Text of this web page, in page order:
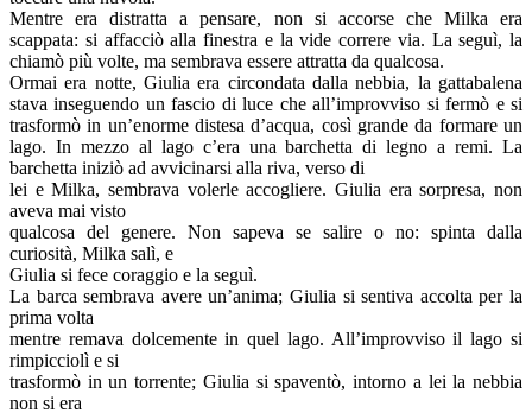
Mentre era distratta a pensare, non si accorse che Milka era
scappata: si affacciò alla finestra e la vide correre via. La seguì, la
chiamò più volte, ma sembrava essere attratta da qualcosa.
Ormai era notte, Giulia era circondata dalla nebbia, la gattabalena
stava inseguendo un fascio di luce che all’improvviso si fermò e si
trasformò in un’enorme distesa d’acqua, così grande da formare un
lago. In mezzo al lago c’era una barchetta di legno a remi. La
barchetta iniziò ad avvicinarsi alla riva, verso di
lei e Milka, sembrava volerle accogliere. Giulia era sorpresa, non
aveva mai visto
qualcosa del genere. Non sapeva se salire o no: spinta dalla
curiosità, Milka salì, e
Giulia si fece coraggio e la seguì.
La barca sembrava avere un’anima; Giulia si sentiva accolta per la
prima volta
mentre remava dolcemente in quel lago. All’improvviso il lago si
rimpicciolì e si
trasformò in un torrente; Giulia si spaventò, intorno a lei la nebbia
non si era